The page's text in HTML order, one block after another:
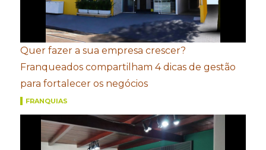
Quer fazer a sua empresa crescer?
Franqueados compartilham 4 dicas de gestão
para fortalecer os negócios
FRANQUIAS